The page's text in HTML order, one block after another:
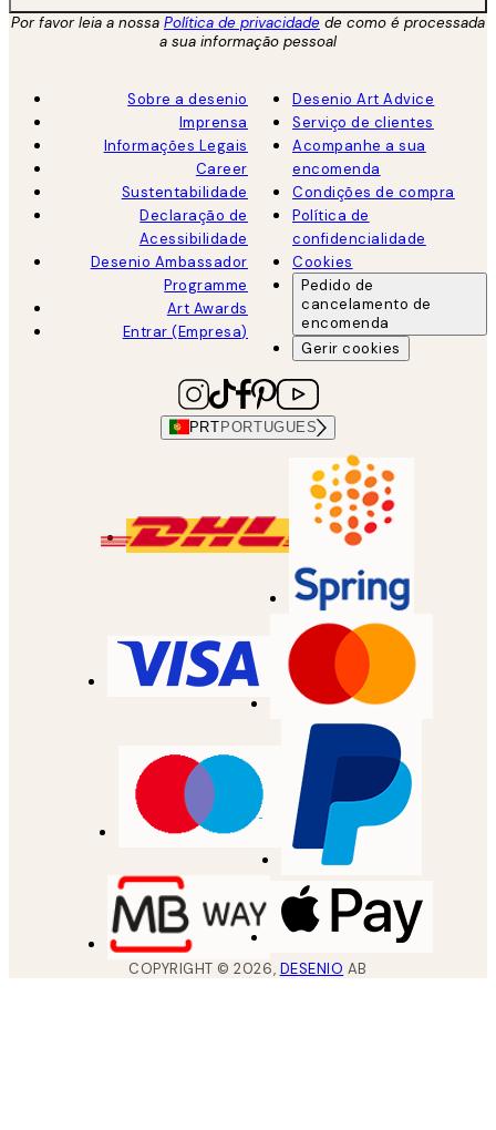
Por favor leia a nossa Política de privacidade de como é processada
a sua informação pessoal
Sobre a desenio
Imprensa
Informações Legais
Career
Sustentabilidade
Declaração de
Acessibilidade
Desenio Ambassador
Programme
Art Awards
Entrar (Empresa)
Desenio Art Advice
Serviço de clientes
Acompanhe a sua
encomenda
Condições de compra
Política de
confidencialidade
Cookies
Pedido de
cancelamento de
encomenda
Gerir cookies
PRT PORTUGUES
COPYRIGHT ©2026, DESENIO AB